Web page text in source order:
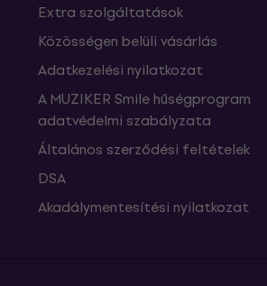
Extra szolgáltatások
Közösségen belüli vásárlás
Adatkezelési nyilatkozat
A MUZIKER Smile hűségprogram
adatvédelmi szabályzata
Általános szerződési feltételek
DSA
Akadálymentesítési nyilatkozat